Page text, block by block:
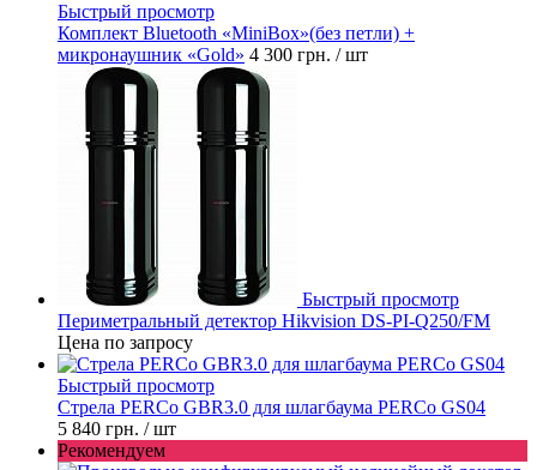
Быстрый просмотр
Комплект Bluetooth «MiniBox»(без петли) +
микронаушник «Gold» 4 300 грн. / шт
Быстрый просмотр
Периметральный детектор Hikvision DS-PI-Q250/FM
Цена по запросу
Быстрый просмотр
Стрела PERCo GBR3.0 для шлагбаума PERCo GS04
5 840 грн. / шт
Рекомендуем